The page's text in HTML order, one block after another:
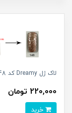
لاک ژل Dreamy کد 148
220,000 تومان